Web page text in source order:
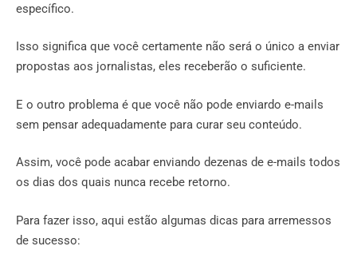
específico.
Isso significa que você certamente não será o único a enviar
propostas aos jornalistas, eles receberão o suficiente.
E o outro problema é que você não pode enviardo e-mails
sem pensar adequadamente para curar seu conteúdo.
Assim, você pode acabar enviando dezenas de e-mails todos
os dias dos quais nunca recebe retorno.
Para fazer isso, aqui estão algumas dicas para arremessos
de sucesso: